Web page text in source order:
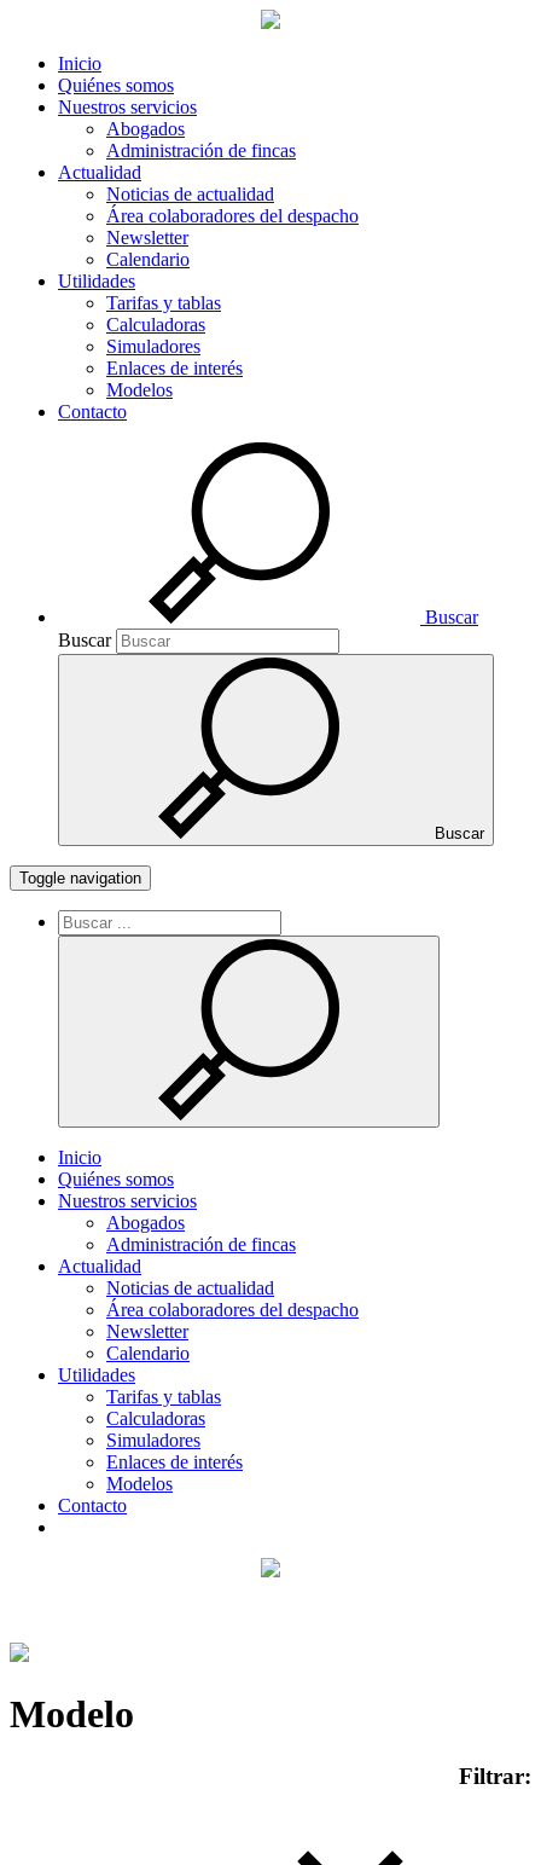
Inicio
Quiénes somos
Nuestros servicios
Abogados
Administración de fincas
Actualidad
Noticias de actualidad
Área colaboradores del despacho
Newsletter
Calendario
Utilidades
Tarifas y tablas
Calculadoras
Simuladores
Enlaces de interés
Modelos
Contacto
Buscar
Buscar
Buscar
Toggle navigation
Inicio
Quiénes somos
Nuestros servicios
Abogados
Administración de fincas
Actualidad
Noticias de actualidad
Área colaboradores del despacho
Newsletter
Calendario
Utilidades
Tarifas y tablas
Calculadoras
Simuladores
Enlaces de interés
Modelos
Contacto
Modelo
Filtrar: